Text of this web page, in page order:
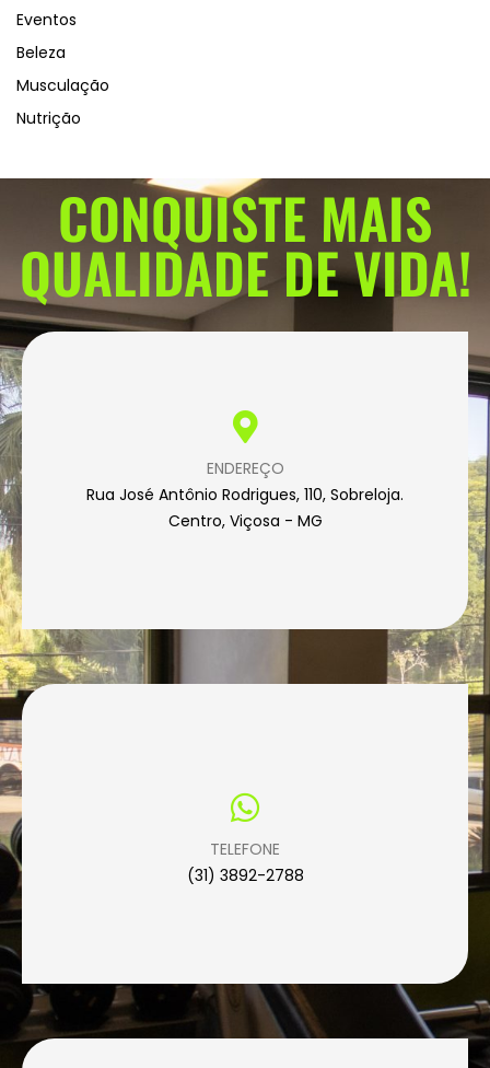
Eventos
Beleza
Musculação
Nutrição
CONQUISTE MAIS
QUALIDADE DE VIDA!
ENDEREÇO
Rua José Antônio Rodrigues, 110, Sobreloja.
Centro, Viçosa - MG
TELEFONE
(31) 3892-2788